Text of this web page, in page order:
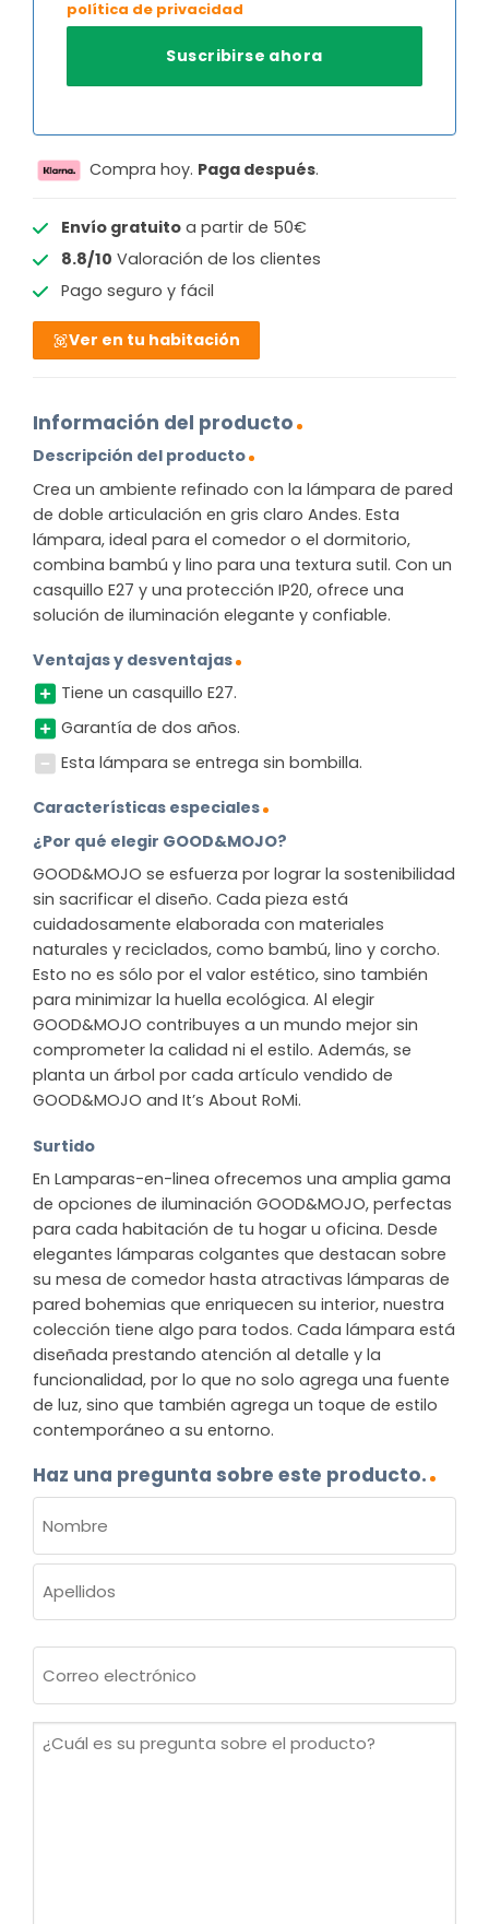
política de privacidad
Compra hoy. Paga después.
Envío gratuitoa partir de 50€
8.8/10 Valoración de los clientes
Pago seguro y fácil
Ver en tu habitación
Información del producto
Descripción del producto
Crea un ambiente refinado con la lámpara de pared
de doble articulación en gris claro Andes. Esta
lámpara, ideal para el comedor o el dormitorio,
combina bambú y lino para una textura sutil. Con un
casquillo E27 y una protección IP20, ofrece una
solución de iluminación elegante y confiable.
Ventajas y desventajas
Tiene un casquillo E27.
Garantía de dos años.
Esta lámpara se entrega sin bombilla.
Características especiales
¿Por qué elegir GOOD&MOJO?
GOOD&MOJO se esfuerza por lograr la sostenibilidad
sin sacrificar el diseño. Cada pieza está
cuidadosamente elaborada con materiales
naturales y reciclados, como bambú, lino y corcho.
Esto no es sólo por el valor estético, sino también
para minimizar la huella ecológica. Al elegir
GOOD&MOJO contribuyes a un mundo mejor sin
comprometer la calidad ni el estilo. Además, se
planta un árbol por cada artículo vendido de
GOOD&MOJO and It’s About RoMi.
Surtido
En Lamparas-en-linea ofrecemos una amplia gama
de opciones de iluminación GOOD&MOJO, perfectas
para cada habitación de tu hogar u oficina. Desde
elegantes lámparas colgantes que destacan sobre
su mesa de comedor hasta atractivas lámparas de
pared bohemias que enriquecen su interior, nuestra
colección tiene algo para todos. Cada lámpara está
diseñada prestando atención al detalle y la
funcionalidad, por lo que no solo agrega una fuente
de luz, sino que también agrega un toque de estilo
contemporáneo a su entorno.
Haz una pregunta sobre este producto.
(OBLIGATORIO)
Nombre
electrónico
¿Cuál